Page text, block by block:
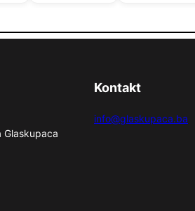
Glaskupaca
Kontakt
info@glaskupaca.ba